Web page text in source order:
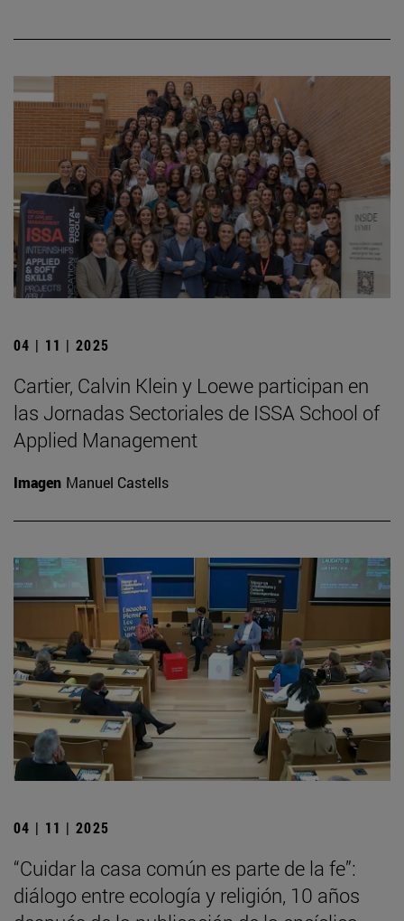
04 | 11 | 2025
Cartier, Calvin Klein y Loewe participan en
las Jornadas Sectoriales de ISSA School of
Applied Management
Imagen Manuel Castells
04 | 11 | 2025
“Cuidar la casa común es parte de la fe”:
diálogo entre ecología y religión, 10 años